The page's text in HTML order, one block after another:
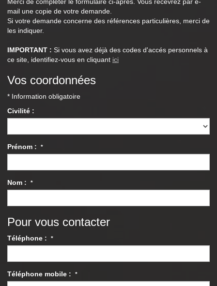
mail une copie de votre demande.
Si votre demande concerne des références particulières, merci de
les indiquer.
IMPORTANT : Si vous avez déjà des codes d'accés personnels à
ce site, identifiez-vous en cliquant ici
Vos coordonnées
* Information obligatoire
Civilité :
Prénom : *
Nom : *
Pour vous contacter
Téléphone : *
Téléphone mobile : *